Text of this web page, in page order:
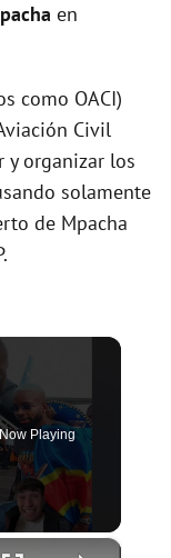
en
como OACI)
Civil
y organizar los
solamente
de Mpacha
Now Playing
×